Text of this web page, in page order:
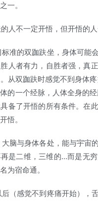
一。
不一定开悟，但开悟的人
的双跏趺坐，身体可能会
人者有力，自胜者强，真
从双跏趺时感觉不到身体
的一个经脉，人体全身的
备了开悟的所有条件。在
悟。
与身体各处，能与宇宙的
是二维，三维的…而是无
为宿命通。
感觉不到疼痛开始），舌